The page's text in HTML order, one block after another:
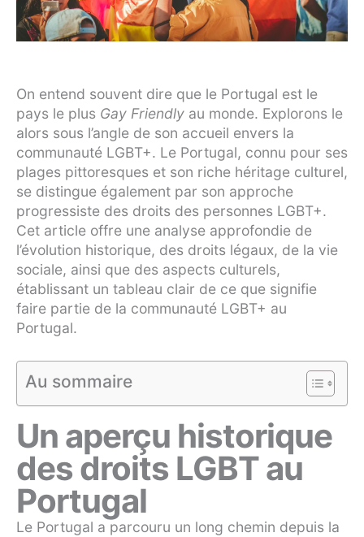
On entend souvent dire que le Portugal est le
pays le plus Gay Friendly au monde. Explorons le
alors sous l’angle de son accueil envers la
communauté LGBT+. Le Portugal, connu pour ses
plages pittoresques et son riche héritage culturel,
se distingue également par son approche
progressiste des droits des personnes LGBT+.
Cet article offre une analyse approfondie de
l’évolution historique, des droits légaux, de la vie
sociale, ainsi que des aspects culturels,
établissant un tableau clair de ce que signifie
faire partie de la communauté LGBT+ au
Portugal.
Au sommaire
Un aperçu historique
des droits LGBT au
Portugal
Le Portugal a parcouru un long chemin depuis la